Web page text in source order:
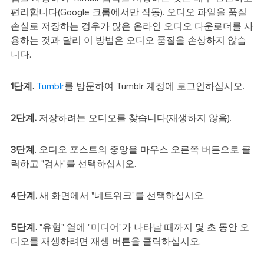
편리합니다(Google 크롬에서만 작동). 오디오 파일을 품질
손실로 저장하는 경우가 많은 온라인 오디오 다운로더를 사
용하는 것과 달리 이 방법은 오디오 품질을 손상하지 않습
니다.
1단계. Tumblr를 방문하여 Tumblr 계정에 로그인하십시오.
2단계.저장하려는 오디오를 찾습니다(재생하지 않음).
3단계 . 오디오 포스트의 중앙을 마우스 오른쪽 버튼으로 클
릭하고 "검사"를 선택하십시오.
4단계.새 화면에서 "네트워크"를 선택하십시오.
5단계."유형" 열에 "미디어"가 나타날 때까지 몇 초 동안 오
디오를 재생하려면 재생 버튼을 클릭하십시오.